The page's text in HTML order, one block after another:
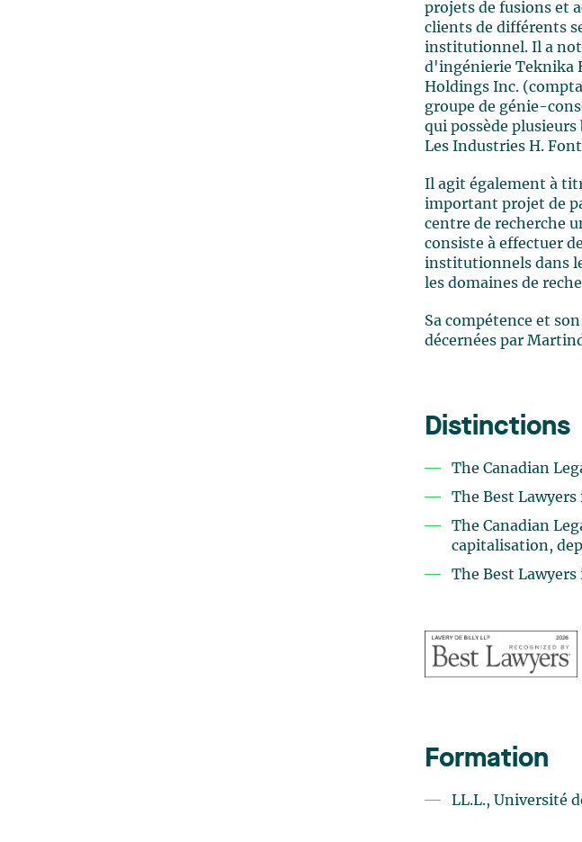
projets de fusions et
clients de différents
institutionnel. Il a
d'ingénierie Teknika
Holdings Inc.
groupe de génie-
qui possède
Les Industries H.
Il agit également à
important projet de
centre de recherche
consiste à effectuer
institutionnels dans
les domaines de
Sa compétence et
décernées par
Distinctions
The Canadian
The Best
The Canadian
capitalisation,
The Best
Formation
LL.L., Université